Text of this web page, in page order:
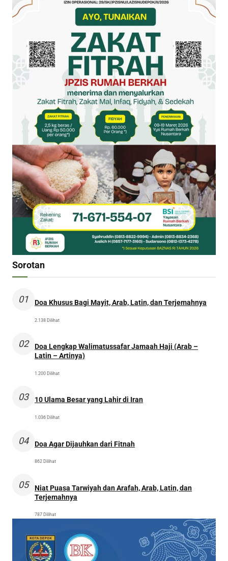
Sorotan
01 Doa Khusus Bagi Mayit, Arab, Latin, dan Terjemahnya
2.138 Dilihat
02
Doa Lengkap Walimatussafar Jamaah Haji (Arab –
Latin – Artinya)
1.200 Dilihat
03 10 Ulama Besar yang Lahir di Iran
1.036 Dilihat
04 Doa Agar Dijauhkan dari Fitnah
862 Dilihat
05
Niat Puasa Tarwiyah dan Arafah, Arab, Latin, dan
Terjemahnya
787 Dilihat